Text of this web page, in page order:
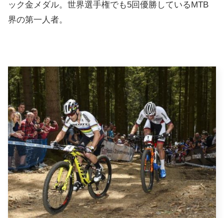
ック金メダル。世界選手権でも5回優勝しているMTB
界の第一人者。